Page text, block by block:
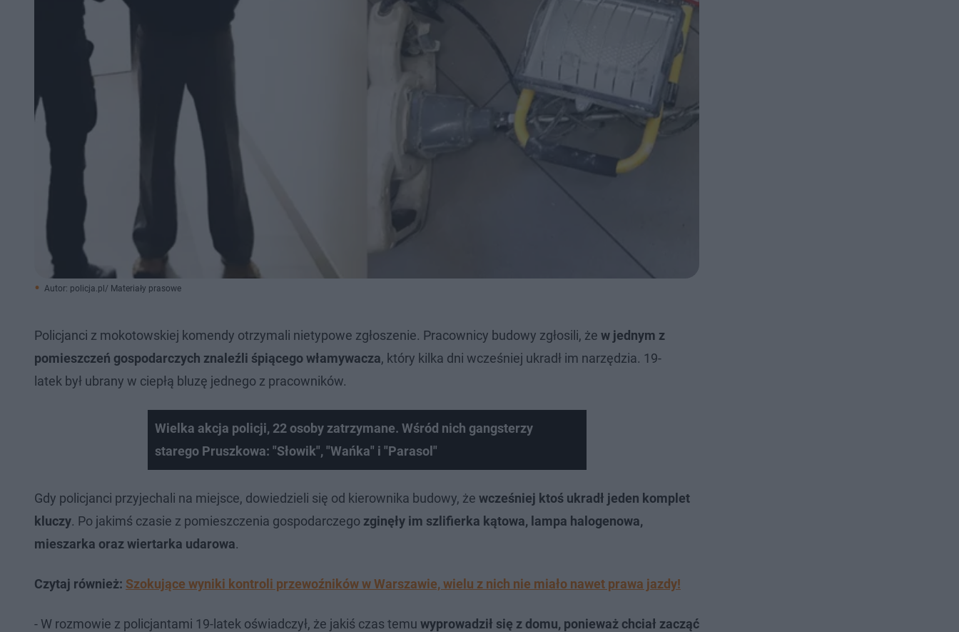
Autor: policja.pl/ Materiały prasowe
Policjanci z mokotowskiej komendy otrzymali nietypowe zgłoszenie. Pracownicy budowy zgłosili, że w jednym z
pomieszczeń gospodarczych znaleźli śpiącego włamywacza, który kilka dni wcześniej ukradł im narzędzia. 19-
latek był ubrany w ciepłą bluzę jednego z pracowników.
Wielka akcja policji, 22 osoby zatrzymane. Wśród nich gangsterzy
starego Pruszkowa: "Słowik", "Wańka" i "Parasol"
Gdy policjanci przyjechali na miejsce, dowiedzieli się od kierownika budowy, że wcześniej ktoś ukradł jeden komplet
kluczy. Po jakimś czasie z pomieszczenia gospodarczego zginęły im szlifierka kątowa, lampa halogenowa,
mieszarka oraz wiertarka udarowa.
Czytaj również: Szokujące wyniki kontroli przewoźników w Warszawie, wielu z nich nie miało nawet prawa jazdy!
- W rozmowie z policjantami 19-latek oświadczył, że jakiś czas temu wyprowadził się z domu, ponieważ chciał zacząć